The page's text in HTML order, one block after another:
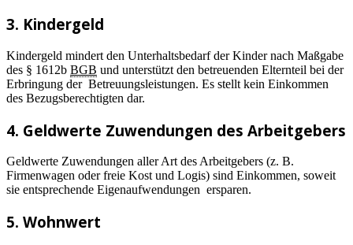
3. Kindergeld
Kindergeld mindert den Unterhaltsbedarf der Kinder nach Maßgabe
des § 1612b BGB und unterstützt den betreuenden Elternteil bei der
Erbringung der Betreuungsleistungen. Es stellt kein Einkommen
des Bezugsberechtigten dar.
4. Geldwerte Zuwendungen des Arbeitgebers
Geldwerte Zuwendungen aller Art des Arbeitgebers (z. B.
Firmenwagen oder freie Kost und Logis) sind Einkommen, soweit
sie entsprechende Eigenaufwendungen ersparen.
5. Wohnwert